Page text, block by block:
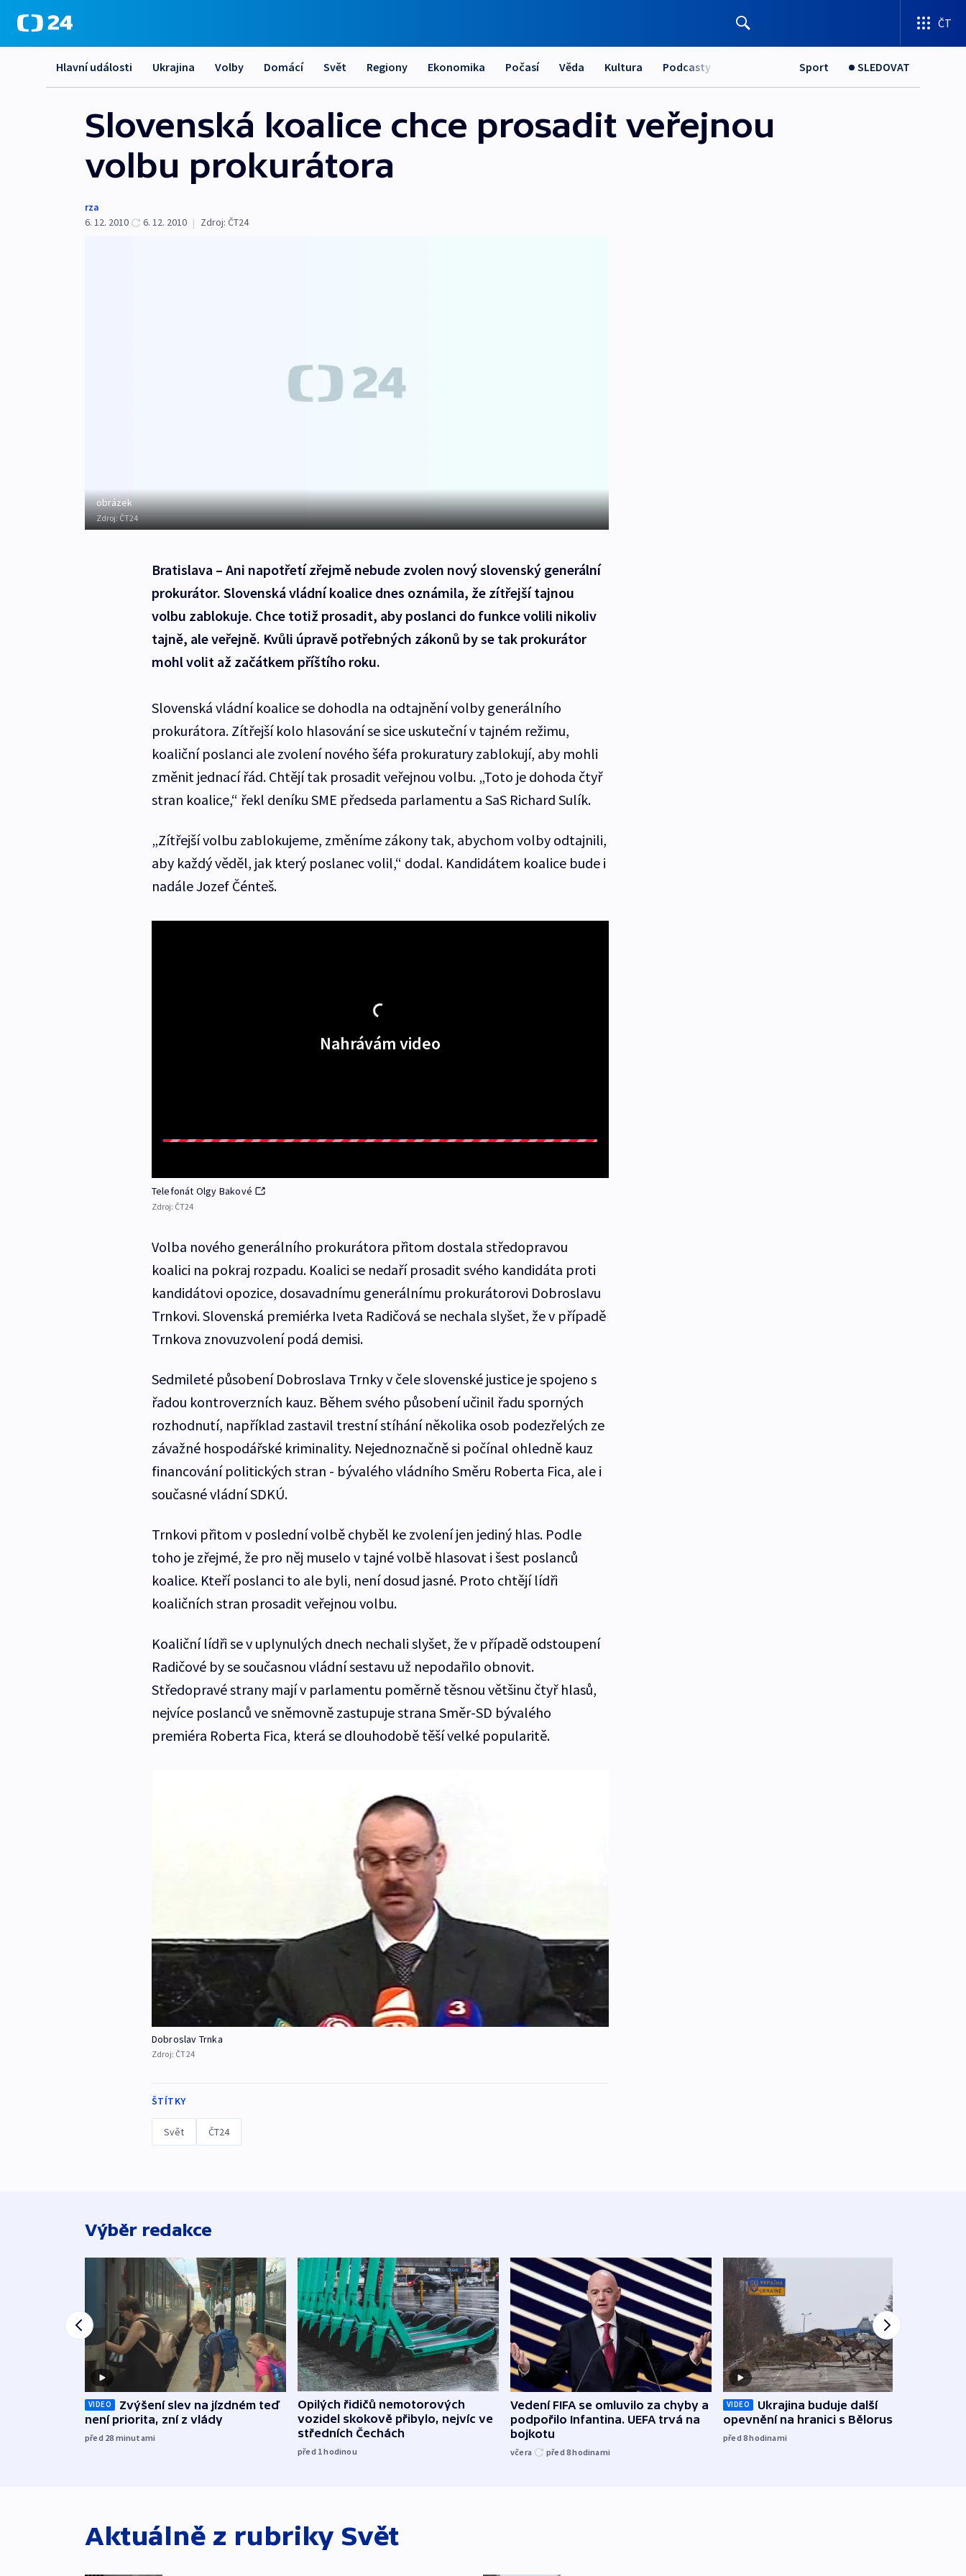
ČT
Hlavní události Ukrajina Volby Domácí Svět Regiony Ekonomika Počasí Věda Kultura Podcasty Sport SLEDOVAT
Slovenská koalice chce prosadit veřejnou
volbu prokurátora
rza
6. 12. 2010
6. 12. 2010 | Zdroj: ČT24
obrázek
Zdroj:ČT24
Bratislava – Ani napotřetí zřejmě nebude zvolen nový slovenský generální
prokurátor. Slovenská vládní koalice dnes oznámila, že zítřejší tajnou
volbu zablokuje. Chce totiž prosadit, aby poslanci do funkce volili nikoliv
tajně, ale veřejně. Kvůli úpravě potřebných zákonů by se tak prokurátor
mohl volit až začátkem příštího roku.
Slovenská vládní koalice se dohodla na odtajnění volby generálního
prokurátora. Zítřejší kolo hlasování se sice uskuteční v tajném režimu,
koaliční poslanci ale zvolení nového šéfa prokuratury zablokují, aby mohli
změnit jednací řád. Chtějí tak prosadit veřejnou volbu. „Toto je dohoda čtyř
stran koalice,“ řekl deníku SME předseda parlamentu a SaS Richard Sulík.
„Zítřejší volbu zablokujeme, změníme zákony tak, abychom volby odtajnili,
aby každý věděl, jak který poslanec volil,“ dodal. Kandidátem koalice bude i
nadále Jozef Čénteš.
Nahrávám video
Telefonát Olgy Bakové
Zdroj: ČT24
Volba nového generálního prokurátora přitom dostala středopravou
koalici na pokraj rozpadu. Koalici se nedaří prosadit svého kandidáta proti
kandidátovi opozice, dosavadnímu generálnímu prokurátorovi Dobroslavu
Trnkovi. Slovenská premiérka Iveta Radičová se nechala slyšet, že v případě
Trnkova znovuzvolení podá demisi.
Sedmileté působení Dobroslava Trnky v čele slovenské justice je spojeno s
řadou kontroverzních kauz. Během svého působení učinil řadu sporných
rozhodnutí, například zastavil trestní stíhání několika osob podezřelých ze
závažné hospodářské kriminality. Nejednoznačně si počínal ohledně kauz
financování politických stran - bývalého vládního Směru Roberta Fica, ale i
současné vládní SDKÚ.
Trnkovi přitom v poslední volbě chyběl ke zvolení jen jediný hlas. Podle
toho je zřejmé, že pro něj muselo v tajné volbě hlasovat i šest poslanců
koalice. Kteří poslanci to ale byli, není dosud jasné. Proto chtějí lídři
koaličních stran prosadit veřejnou volbu.
Koaliční lídři se v uplynulých dnech nechali slyšet, že v případě odstoupení
Radičové by se současnou vládní sestavu už nepodařilo obnovit.
Středopravé strany mají v parlamentu poměrně těsnou většinu čtyř hlasů,
nejvíce poslanců ve sněmovně zastupuje strana Směr-SD bývalého
premiéra Roberta Fica, která se dlouhodobě těší velké popularitě.
Dobroslav Trnka
Zdroj: ČT24
ŠTÍTKY
Svět ČT24
Výběr redakce
VIDEO
Zvýšení slev na jízdném teď
není priorita, zní z vlády
před 28 minutami
Opilých řidičů nemotorových
vozidel skokově přibylo, nejvíc ve
středních Čechách
před 1hodinou
Vedení FIFA se omluvilo za chyby a
podpořilo Infantina. UEFA trvá na
bojkotu
včera před 8hodinami
VIDEO
Ukrajina buduje další
opevnění na hranici s Běloruskem
před 8hodinami
Aktuálně z rubriky Svět